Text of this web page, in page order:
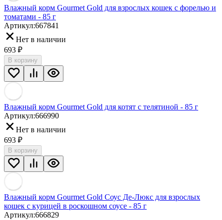
Влажный корм Gourmet Gold для взрослых кошек с форелью и
томатами - 85 г
Артикул:667841
Нет в наличии
693 ₽
В корзину
Влажный корм Gourmet Gold для котят с телятиной - 85 г
Артикул:666990
Нет в наличии
693 ₽
В корзину
Влажный корм Gourmet Gold Соус Де-Люкс для взрослых
кошек с курицей в роскошном соусе - 85 г
Артикул:666829